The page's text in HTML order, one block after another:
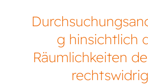
g hinsichtlich
Räumlichkeiten
rechtswidrig